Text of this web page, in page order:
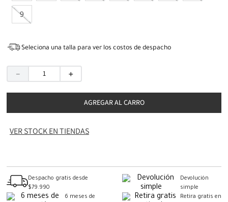
9
Seleciona una talla para ver los costos de despacho
＋
－
AGREGAR AL CARRO
VER STOCK EN TIENDAS
Despacho gratis desde
$79.990
Devolución
simple
6 meses de
Retira gratis en